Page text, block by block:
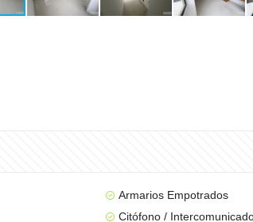
Armarios Empotrados
Citófono /